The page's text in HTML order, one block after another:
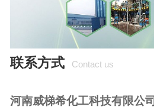
联系方式 Contact us
河南威梯希化工科技有限公司